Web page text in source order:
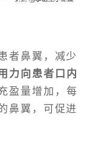
者鼻翼，减少
力向患者口内
盈量增加，每
鼻翼，可促进